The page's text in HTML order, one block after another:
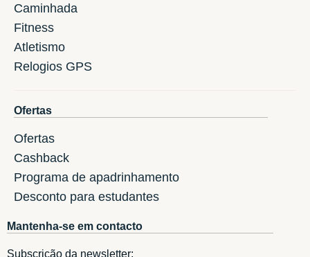
Caminhada
Fitness
Atletismo
Relogios GPS
Ofertas
Ofertas
Cashback
Programa de apadrinhamento
Desconto para estudantes
Mantenha-se em contacto
Subscrição da newsletter: